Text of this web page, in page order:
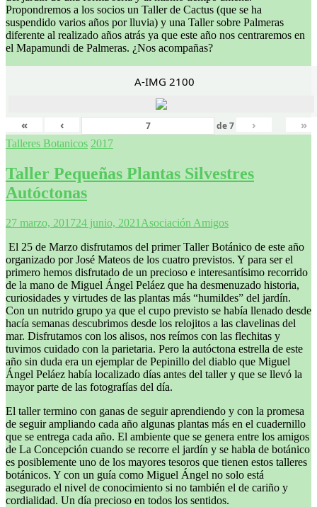
Propondremos a los socios un Taller de Cactus (que se ha
suspendido varios años por lluvia) y una Taller sobre Palmeras
diferente al realizado años atrás ya que este año nos centraremos en
el Mapamundi de Palmeras. ¿Nos acompañas?
A-IMG 2100
« ‹ de7 › »
Talleres Botanicos 2017
Taller Pequeñas Plantas Silvestres
Autóctonas
27 marzo, 201724 junio, 2021 Asociación Amigos
El 25 de Marzo disfrutamos del primer Taller Botánico de este año
organizado por José Mateos de los cuatro previstos. Y para ser el
primero hemos disfrutado de un precioso e interesantísimo recorrido
de la mano de Miguel Ángel Peláez que ha desmenuzado historia,
curiosidades y virtudes de las plantas más “humildes” del jardín.
Con un nutrido grupo ya que el cupo previsto se había llenado desde
hacía semanas descubrimos desde los relojitos a las clavelinas del
mar. Disfrutamos con los alisos, nos reímos con las flechitas y
tuvimos cuidado con la parietaria. Pero la autóctona estrella de este
año sin duda era un ejemplar de Pepinillo del diablo que Miguel
Ángel Peláez había localizado días antes del taller y que se llevó la
mayor parte de las fotografías del día.
El taller termino con ganas de seguir aprendiendo y con la promesa
de seguir ampliando cada año algunas plantas más en el cuadernillo
que se entrega cada año. El ambiente que se genera entre los amigos
de La Concepción cuando se recorre el jardín y se habla de botánico
es posiblemente uno de los mayores tesoros que tienen estos talleres
botánicos. Y con un guía como Miguel Ángel no solo está
asegurado el nivel de conocimiento si no también el de cariño y
cordialidad. Un día precioso en todos los sentidos.